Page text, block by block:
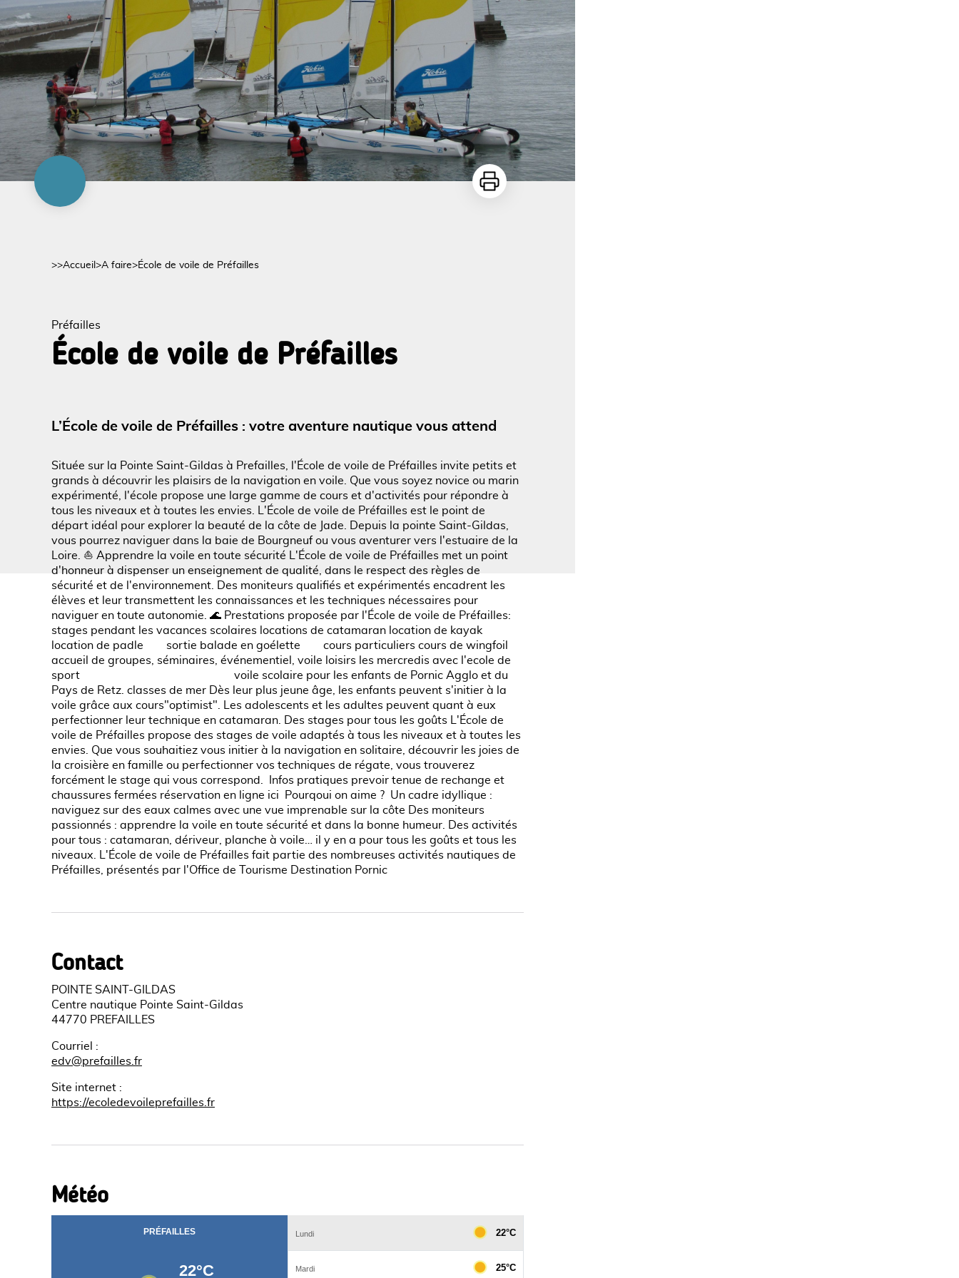
Imprimer
>>Accueil >A faire>École de voile de Préfailles
Préfailles
École de voile de Préfailles
L’École de voile de Préfailles : votre aventure nautique vous attend
Située sur la Pointe Saint-Gildas à Prefailles, l'École de voile de Préfailles invite petits et
grands à découvrir les plaisirs de la navigation en voile. Que vous soyez novice ou marin
expérimenté, l'école propose une large gamme de cours et d'activités pour répondre à
tous les niveaux et à toutes les envies. L'École de voile de Préfailles est le point de
départ idéal pour explorer la beauté de la côte de Jade. Depuis la pointe Saint-Gildas,
vous pourrez naviguer dans la baie de Bourgneuf ou vous aventurer vers l'estuaire de la
Loire. ⛵ Apprendre la voile en toute sécurité L'École de voile de Préfailles met un point
d'honneur à dispenser un enseignement de qualité, dans le respect des règles de
sécurité et de l'environnement. Des moniteurs qualifiés et expérimentés encadrent les
élèves et leur transmettent les connaissances et les techniques nécessaires pour
naviguer en toute autonomie. 🌊 Prestations proposée par l'École de voile de Préfailles:
stages pendant les vacances scolaires locations de catamaran location de kayak
location de padle sortie balade en goélette cours particuliers cours de wingfoil
accueil de groupes, séminaires, événementiel, voile loisirs les mercredis avec l'ecole de
sport voile scolaire pour les enfants de Pornic Agglo et du
Pays de Retz. classes de mer Dès leur plus jeune âge, les enfants peuvent s'initier à la
voile grâce aux cours"optimist". Les adolescents et les adultes peuvent quant à eux
perfectionner leur technique en catamaran. Des stages pour tous les goûts L'École de
voile de Préfailles propose des stages de voile adaptés à tous les niveaux et à toutes les
envies. Que vous souhaitiez vous initier à la navigation en solitaire, découvrir les joies de
la croisière en famille ou perfectionner vos techniques de régate, vous trouverez
forcément le stage qui vous correspond. Infos pratiques prevoir tenue de rechange et
chaussures fermées réservation en ligne ici Pourqoui on aime ? Un cadre idyllique :
naviguez sur des eaux calmes avec une vue imprenable sur la côte Des moniteurs
passionnés : apprendre la voile en toute sécurité et dans la bonne humeur. Des activités
pour tous : catamaran, dériveur, planche à voile… il y en a pour tous les goûts et tous les
niveaux. L'École de voile de Préfailles fait partie des nombreuses activités nautiques de
Préfailles, présentés par l'Office de Tourisme Destination Pornic
Contact
POINTE SAINT-GILDAS
Centre nautique Pointe Saint-Gildas
44770 PREFAILLES
Courriel
:
edv@prefailles.fr
Site internet :
https://ecoledevoileprefailles.fr
Météo